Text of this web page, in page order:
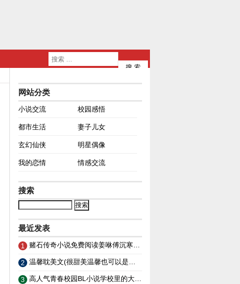
网站分类
小说交流 校园感悟
都市生活 妻子儿女
玄幻仙侠 明星偶像
我的恋情 情感交流
搜索
最近发表
1 赌石传奇小说免费阅读姜咻傅沉寒免费阅读全文 （姜咻傅沉寒免费阅读全文无弹窗畅读）
2 温馨耽美文(很甜美温馨也可以是生子文的耽美小说)耽美超甜的校园小说
3 高人气青春校园BL小说学校里的大碗狗粮学霸！我在天台等你哦？耽美超甜的校园小说